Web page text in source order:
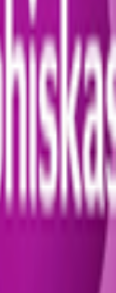
и
(в том
витамины,
100г
0Калории :